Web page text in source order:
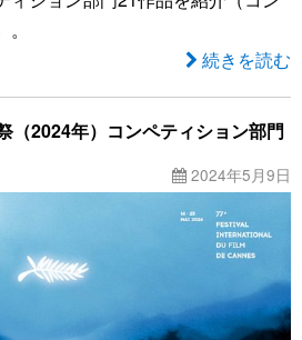
続きを読む
（2024年）コンペティション部門
2024年5月9日